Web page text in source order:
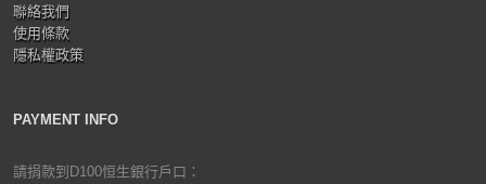
聯絡我們
使用條款
隱私權政策
PAYMENT INFO
請捐款到D100恒生銀行戶口：